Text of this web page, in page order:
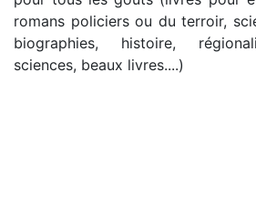
romans policiers ou du terroir,
biographies, histoire,
sciences, beaux livres....)